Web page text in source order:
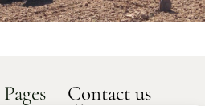
Pages Contact us